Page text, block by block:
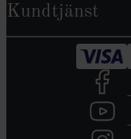
Kundtjänst